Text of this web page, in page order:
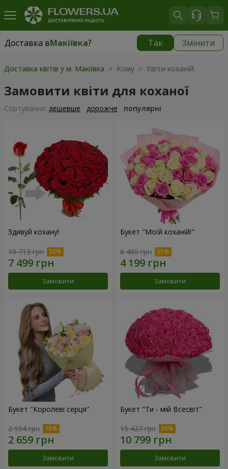
Доставка вМакіївка? Так Змінити
Доставка вМакіївка|
Доставка квітів у м. Макіївка > Кому > Квіти коханій
Замовити квіти для коханої
Сортування: дешевше дорожче популярні
Здивуй кохану!
10 713 грн
Замовити
Букет "Моїй коханій!"
6 460 грн
Замовити
Букет "Королеві серця"
2 954 грн
Замовити
Букет "Ти - мій Всесвіт"
15 427 грн
Замовити